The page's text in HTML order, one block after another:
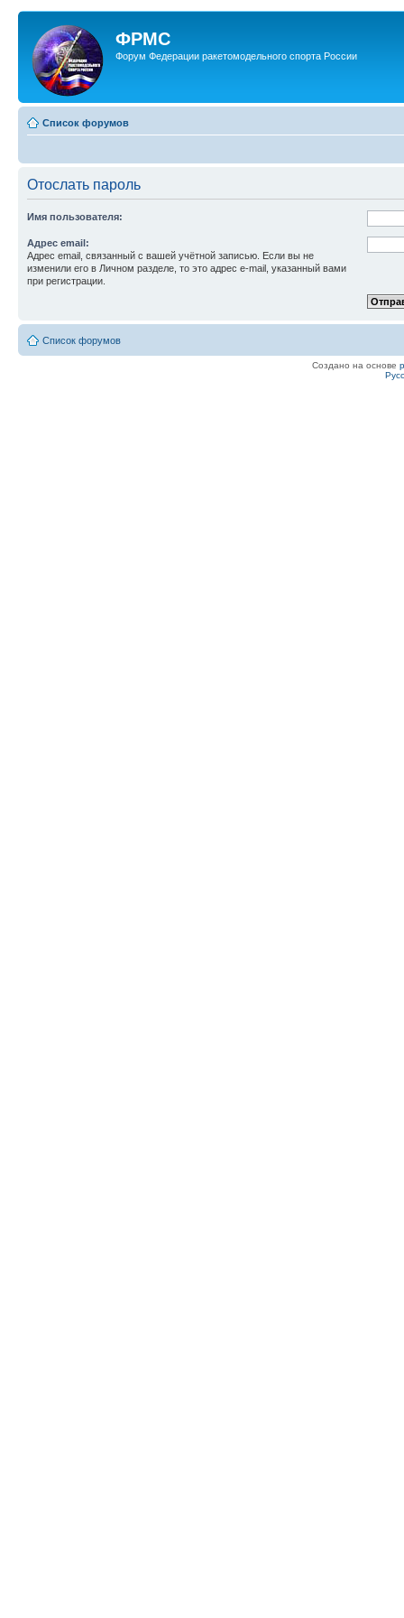
ФРМС
Форум Федерации ракетомодельного спорта России
Список форумов
Отослать пароль
Имя пользователя:
Адрес email:
Адрес email, связанный с вашей учётной записью. Если вы не
изменили его в Личном разделе, то это адрес e-mail, указанный вами
при регистрации.
Список форумов
Создано на основе